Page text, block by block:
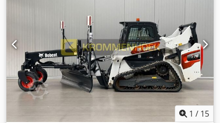
Alcance máximo: 940 cm Sistema de cambio rápido: Sí
Dkjdpey U Ntvsfx Ap Ijr Marcado CE: sí Estado Estado
técnico: muy bueno Estado estético: muy bueno = Otras
opciones y equipamiento = - 3er circuito hidráulico -
Lámpara(s) de trabajo - Ventilador - Guardabarros -
Horquillas para palets - Cambio rápido - Luz de
señalización - Patas de apoyo = Observaciones = Tren
motriz Norma de emisiones: Stage V / Tier IV final General
País de fabricación: Francia
1 / 15